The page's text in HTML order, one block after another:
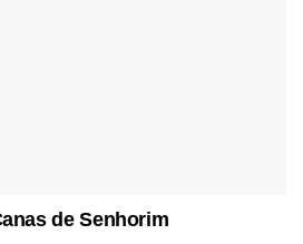
de Senhorim